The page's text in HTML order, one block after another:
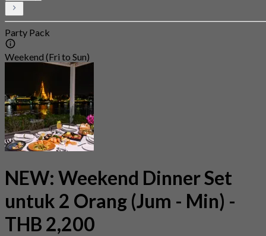
Party Pack
Weekend (Fri to Sun)
NEW: Weekend Dinner Set
untuk 2 Orang (Jum - Min) -
THB 2,200